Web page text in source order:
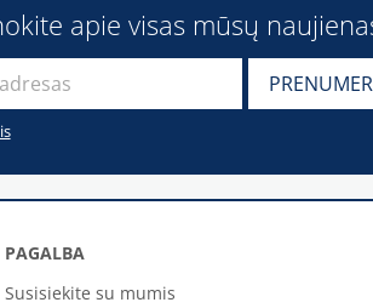
apie visas mūsų
PAGALBA
Susisiekite su mumis